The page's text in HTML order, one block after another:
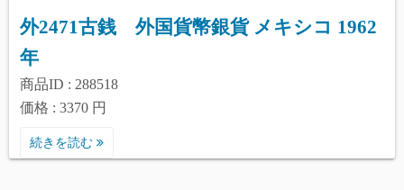
外2471古銭 外国貨幣銀貨 メキシコ 1962
年
商品ID : 288518
価格 : 3370 円
続きを読む